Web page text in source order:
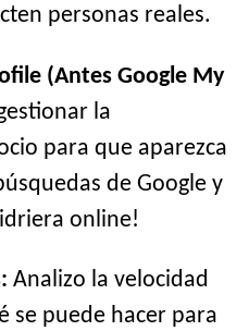
personas reales.
(Antes Google My
la
para que aparezca
de Google y
online!
Analizo la velocidad
se puede hacer para